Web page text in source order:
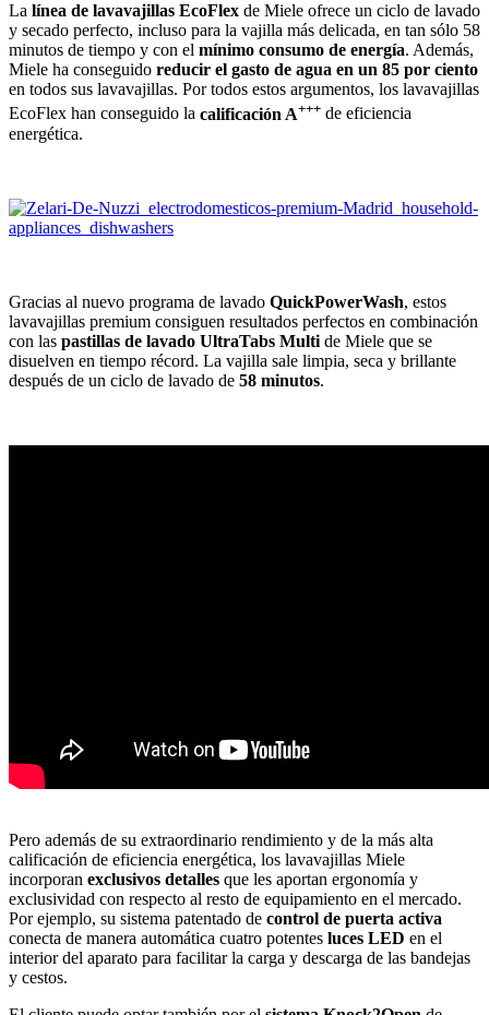
La línea de lavavajillas EcoFlex de Miele ofrece un ciclo de lavado
y secado perfecto, incluso para la vajilla más delicada, en tan sólo 58
minutos de tiempo y con el mínimo consumo de energía. Además,
Miele ha conseguido reducir el gasto de agua en un 85 por ciento
en todos sus lavavajillas. Por todos estos argumentos, los lavavajillas
EcoFlex han conseguido la calificación A+++ de eficiencia
energética.
Gracias al nuevo programa de lavado QuickPowerWash, estos
lavavajillas premium consiguen resultados perfectos en combinación
con las pastillas de lavado UltraTabs Multi de Miele que se
disuelven en tiempo récord. La vajilla sale limpia, seca y brillante
después de un ciclo de lavado de 58 minutos.
Pero además de su extraordinario rendimiento y de la más alta
calificación de eficiencia energética, los lavavajillas Miele
incorporan exclusivos detalles que les aportan ergonomía y
exclusividad con respecto al resto de equipamiento en el mercado.
Por ejemplo, su sistema patentado de control de puerta activa
conecta de manera automática cuatro potentes luces LED en el
interior del aparato para facilitar la carga y descarga de las bandejas
y cestos.